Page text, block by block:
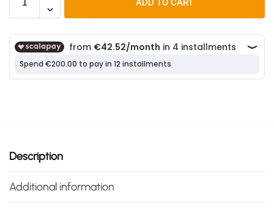
ADD TO CART
Description
Additional information